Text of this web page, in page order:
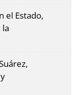
el Estado,